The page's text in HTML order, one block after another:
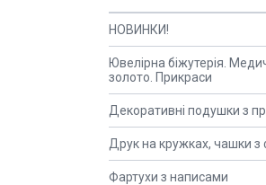
НОВИНКИ!
Ювелірна біжутерія.
золото. Прикраси
Декоративні подушки з
Друк на кружках, чашки з
Фартухи з написами